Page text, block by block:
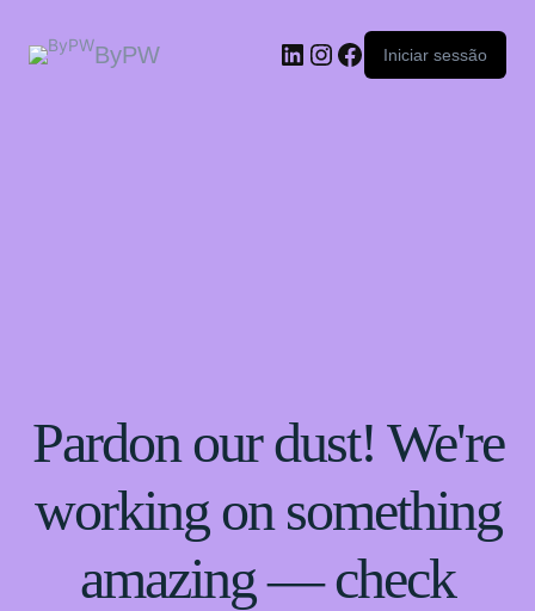
ByPW Iniciar sessão
Pardon our dust! We're
working on something
amazing — check